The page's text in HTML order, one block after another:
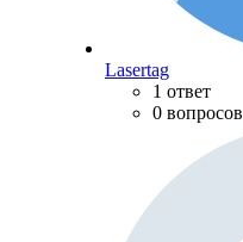
Lasertag
1 ответ
0 вопросов